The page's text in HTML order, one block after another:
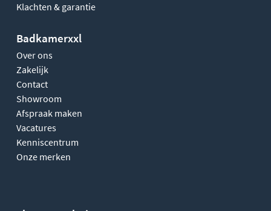
Klachten & garantie
Badkamerxxl
Over ons
Zakelijk
Contact
Showroom
Afspraak maken
Vacatures
Kenniscentrum
Onze merken